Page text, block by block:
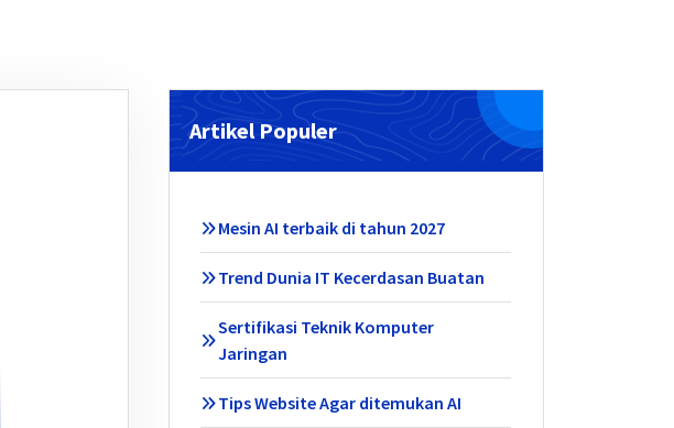
Artikel Populer
Mesin AI terbaik di tahun 2027
Trend Dunia IT Kecerdasan Buatan
Sertifikasi Teknik Komputer
Jaringan
Tips Website Agar ditemukan AI